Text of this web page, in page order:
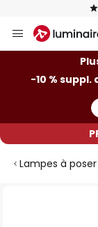
Allez
au
-10 % suppl.
Lampes à